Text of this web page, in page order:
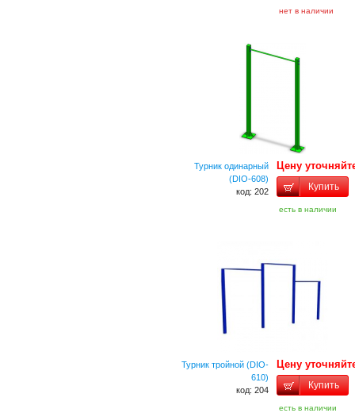
нет в наличии
Турник одинарный
(DIO-608)
код: 202
Цену
Купить
есть в наличии
Турник тройной (DIO-
610)
код: 204
Цену
Купить
есть в наличии